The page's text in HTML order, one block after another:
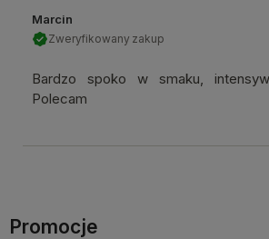
Marcin
Zweryfikowany zakup
Bardzo spoko w smaku,
Polecam
Promocje